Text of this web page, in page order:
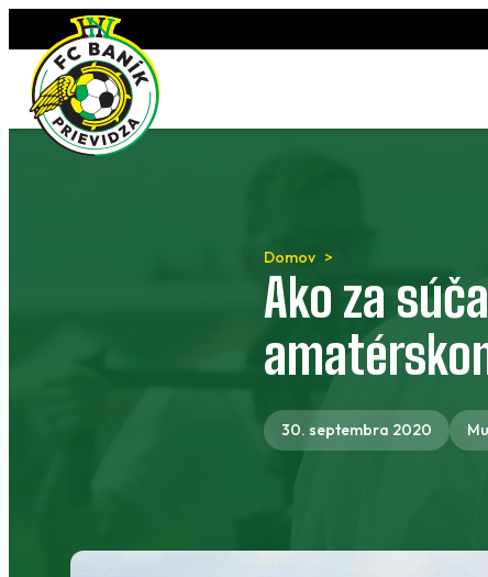
Preskočiť
na
obsah
Domov
Ako za
30. septembra 2020